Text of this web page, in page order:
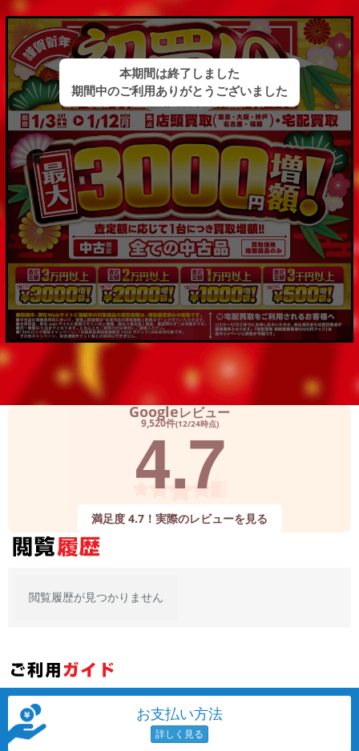
Googleレビュー
9,520件(12/24時点)
4.7
満足度 4.7！実際のレビューを見る
閲覧履歴が見つかりません
お支払い方法
~
モニタサイズ
~
価格
円 ～ 円
発売日
月 から
年 月 まで
各項目のチェックボックスは「or検索」となります。
ただし機能別のみ「and検索」となります。